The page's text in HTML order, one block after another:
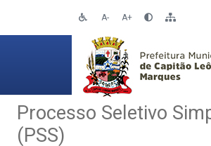
A- A+
Processo Seletivo
(PSS)